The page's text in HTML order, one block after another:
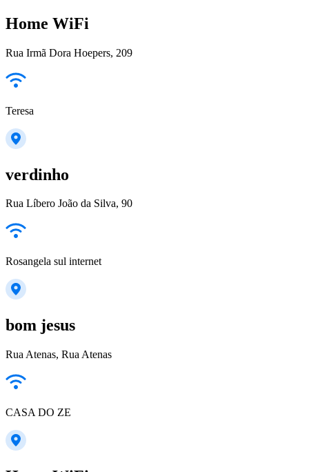
Home WiFi
Rua Irmã Dora Hoepers, 209
Teresa
verdinho
Rua Líbero João da Silva, 90
Rosangela sul internet
bom jesus
Rua Atenas, Rua Atenas
CASA DO ZE